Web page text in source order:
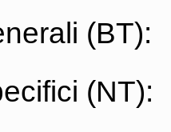
(BT):
(NT):